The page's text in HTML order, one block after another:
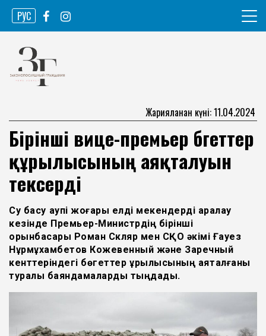
Skip
content
РУС
Законопослушный гражданин
Жарияланған күні: 11.04.2024
Бірінші вице-премьер бөгеттер
құрылысының аяқталуын
тексерді
Су басу қаупі жоғары елді мекендерді аралау
кезінде Премьер-Министрдің бірінші
орынбасары Роман Скляр мен СҚО әкімі Ғауез
Нұрмұхамбетов Кожевенный және Заречный
кенттеріндегі бөгеттер құрылысының аяқталғаны
туралы баяндамаларды тыңдады.